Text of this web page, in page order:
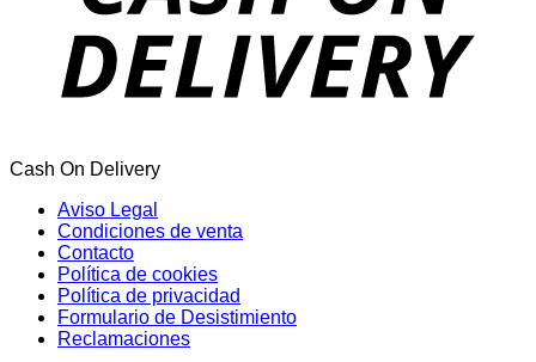
Cash On Delivery
Aviso Legal
Condiciones de venta
Contacto
Política de cookies
Política de privacidad
Formulario de Desistimiento
Reclamaciones